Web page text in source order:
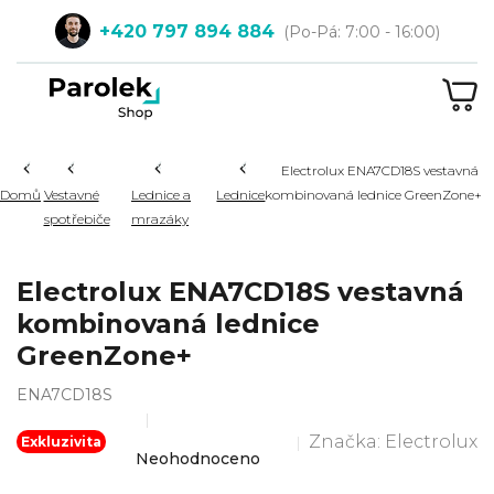
obsah
+420 797 894 884
Hledat
Domů Vestavné
spotřebiče
Lednice a
mrazáky
Lednice
Electrolux ENA7CD18S vestavná
kombinovaná lednice GreenZone+
Electrolux ENA7CD18S vestavná
kombinovaná lednice
GreenZone+
ENA7CD18S
Exkluzivita
hodnocení
Neohodnoceno
Značka: Electrolux